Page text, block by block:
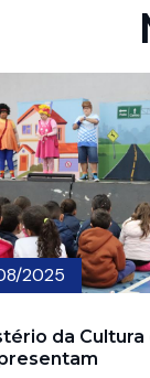
2025
da Cultura